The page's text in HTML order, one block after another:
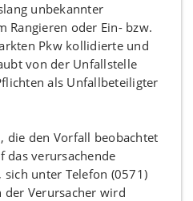
unbekannter
Rangieren oder Ein- bzw.
Pkw kollidierte und
von der Unfallstelle
als Unfallbeteiligter
die den Vorfall beobachtet
das verursachende
sich unter Telefon (0571)
der Verursacher wird